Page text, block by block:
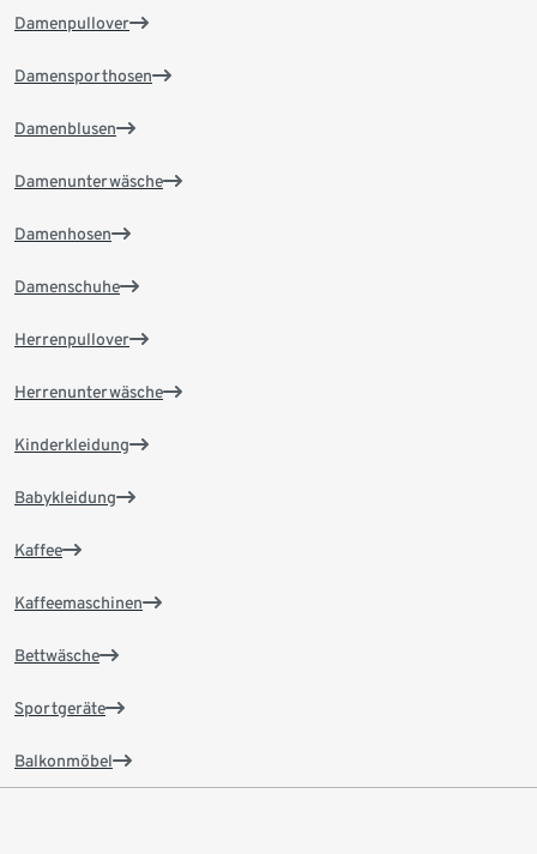
Damenpullover
Damensporthosen
Damenblusen
Damenunterwäsche
Damenhosen
Damenschuhe
Herrenpullover
Herrenunterwäsche
Kinderkleidung
Babykleidung
Kaffee
Kaffeemaschinen
Bettwäsche
Sportgeräte
Balkonmöbel